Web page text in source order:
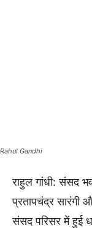
Rahul Gandhi
राहुल गांधी: संसद
प्रतापचंद्र सारंगी
संसद परिसर में हुई